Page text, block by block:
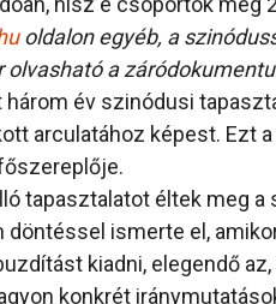
oldalon egyéb, a
olvasható a
év szinódusi
arculatához képest. Ezt
tapasztalatot éltek meg
döntéssel ismerte el,
kiadni, elegendő
konkrét